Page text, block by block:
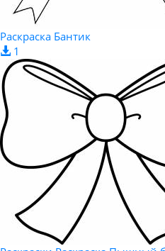
Раскраска Бантик
1